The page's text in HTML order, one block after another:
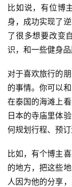
比如说，有位博
身，成功实现了
了很多想要改变
识，和一些健身品
对于喜欢旅行的
的事情。你可以
在泰国的海滩上
日本的寺庙里体
何规划行程、预
比如，有个博主
的地方，把这些
人因为他的分享